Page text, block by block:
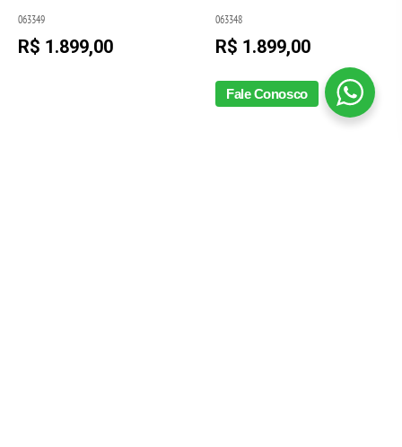
063349
R$ 1.899,00
063348
R$ 1.899,00
Fale Conosco